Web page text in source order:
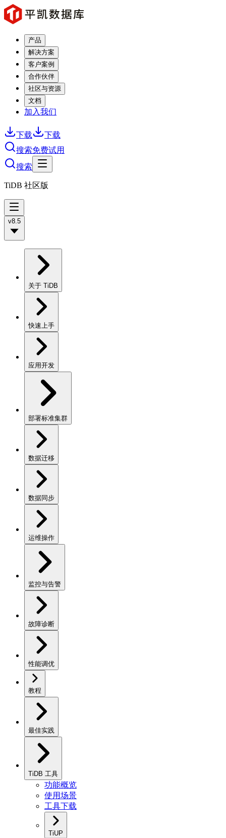
产品
解决方案
客户案例
合作伙伴
社区与资源
文档
加入我们
下载
下载
搜索免费试用
搜索
TiDB 社区版
v8.5
关于 TiDB
快速上手
应用开发
部署标准集群
数据迁移
数据同步
运维操作
监控与告警
故障诊断
性能调优
教程
最佳实践
TiDB 工具
功能概览
使用场景
工具下载
TiUP